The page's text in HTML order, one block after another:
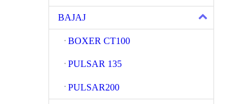
BAJAJ
BOXER CT100
PULSAR 135
PULSAR200